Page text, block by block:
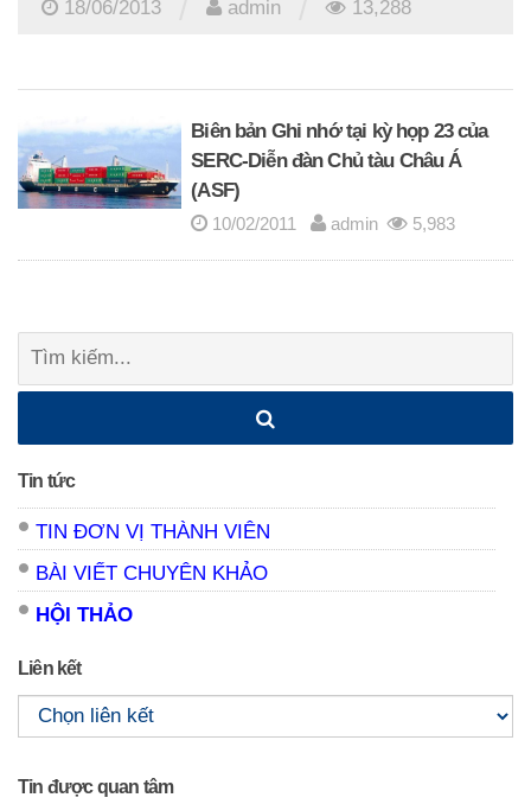
18/06/2013 admin 13,288
Biên bản Ghi nhớ tại kỳ họp 23 của
SERC-Diễn đàn Chủ tàu Châu Á
(ASF)
10/02/2011 admin 5,983
navigation
Tìm
Tin tức
TIN ĐƠN VỊ THÀNH VIÊN
BÀI VIẾT CHUYÊN KHẢO
HỘI THẢO
Liên kết
Tin được quan tâm